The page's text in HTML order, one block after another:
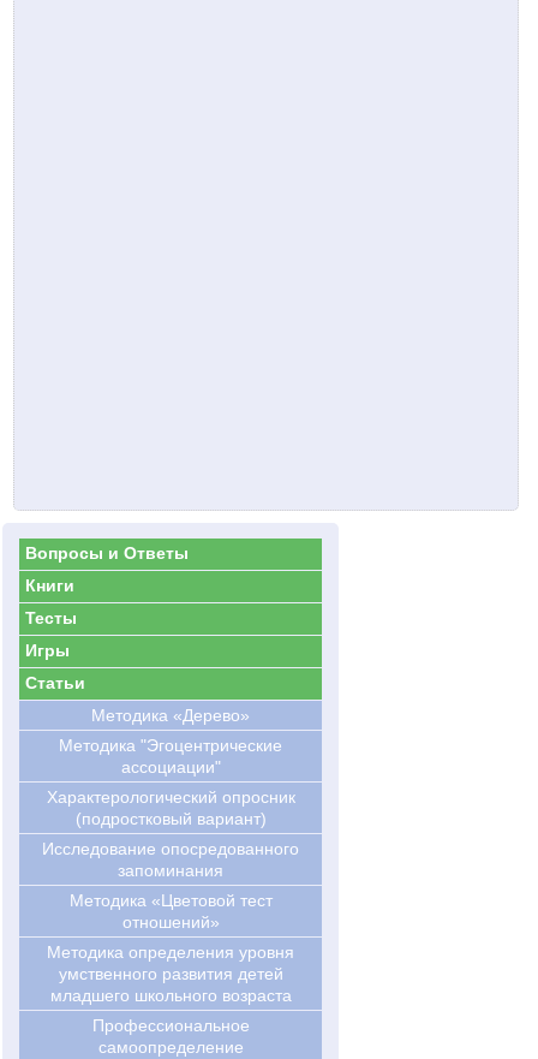
Вопросы и Ответы
Книги
Тесты
Игры
Статьи
Методика «Дерево»
Методика "Эгоцентрические
ассоциации"
Характерологический опросник
(подростковый вариант)
Исследование опосредованного
запоминания
Методика «Цветовой тест
отношений»
Методика определения уровня
умственного развития детей
младшего школьного возраста
Профессиональное
самоопределение